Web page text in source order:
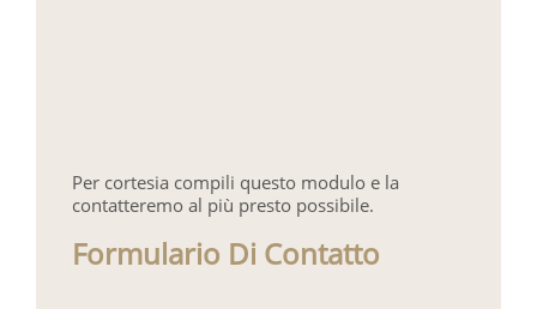
Per cortesia compili questo modulo e la
contatteremo al più presto possibile.
Formulario Di Contatto